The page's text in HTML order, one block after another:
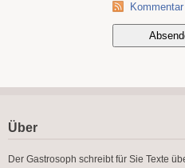
Über
Der Gastrosoph schreibt für Sie Texte